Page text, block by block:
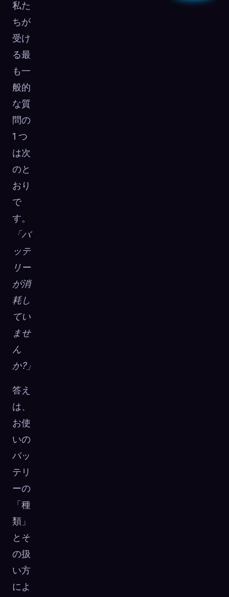
私た
ちが
受け
る最
も一
般的
な質
問の
1 つ
は次
のと
おり
で
す。
「バ
ッテ
リー
が消
耗し
てい
ませ
ん
か?」
答え
は、
お使
いの
バッ
テリ
ーの
「種
類」
とそ
の扱
い方
によ